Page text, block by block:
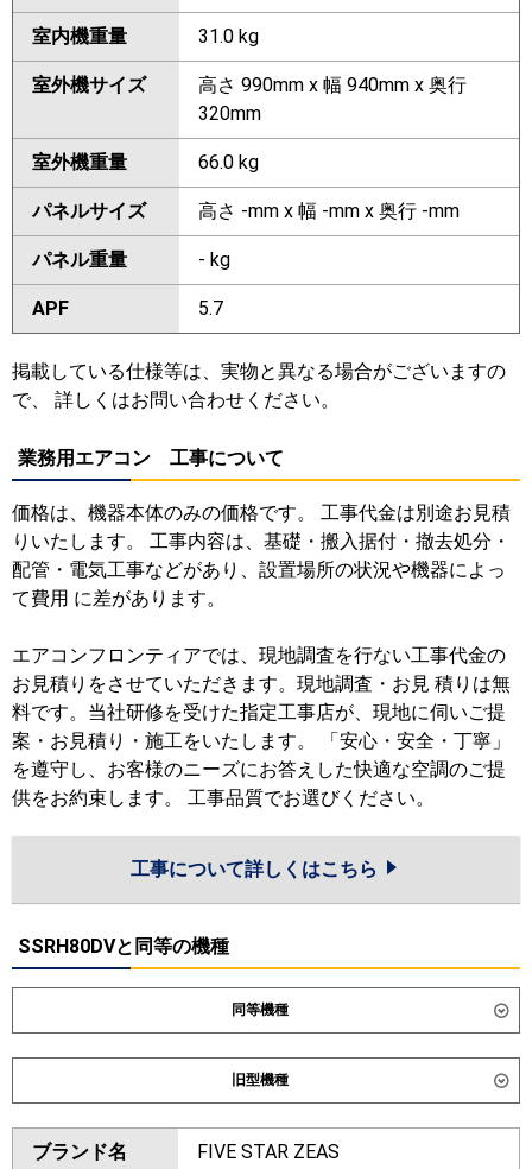
室内機重量 31.0 kg
室外機サイズ
高さ 990mm x 幅 940mm x 奥行
320mm
室外機重量 66.0 kg
パネルサイズ 高さ -mm x 幅 -mm x 奥行 -mm
パネル重量 - kg
APF 5.7
掲載している仕様等は、実物と異なる場合がございますの
で、 詳しくはお問い合わせください。
業務用エアコン 工事について
価格は、機器本体のみの価格です。 工事代金は別途お見積
りいたします。 工事内容は、基礎・搬入据付・撤去処分・
配管・電気工事などがあり、設置場所の状況や機器によっ
て費用 に差があります。
エアコンフロンティアでは、現地調査を行ない工事代金の
お見積りをさせていただきます。現地調査・お見 積りは無
料です。当社研修を受けた指定工事店が、現地に伺いご提
案・お見積り・施工をいたします。 「安心・安全・丁寧」
を遵守し、お客様のニーズにお答えした快適な空調のご提
供をお約束します。 工事品質でお選びください。
工事について詳しくはこちら
SSRH80DVと同等の機種
同等機種
ダイキン SSRH80DNV SSRHU80DV
東芝 GPXA08013JMUB GCXA08013JXU
GCXA08013JMUB
旧型機種
ダイキン SSRH80CV SSRH80CNV
SSRHU80CV SSRT80BYV
ブランド名 FIVE STAR ZEAS